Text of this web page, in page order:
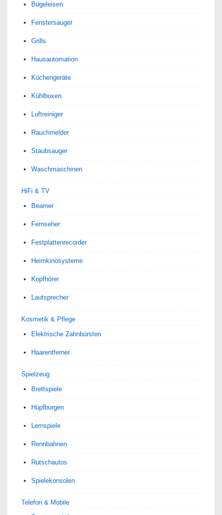
Bügeleisen
Fenstersauger
Grills
Hausautomation
Küchengeräte
Kühlboxen
Luftreiniger
Rauchmelder
Staubsauger
Waschmaschinen
HiFi & TV
Beamer
Fernseher
Festplattenrecorder
Heimkinosysteme
Kopfhörer
Lautsprecher
Kosmetik & Pflege
Elektrische Zahnbürsten
Haarentferner
Spielzeug
Brettspiele
Hüpfburgen
Lernspiele
Rennbahnen
Rutschautos
Spielekonsolen
Telefon & Mobile